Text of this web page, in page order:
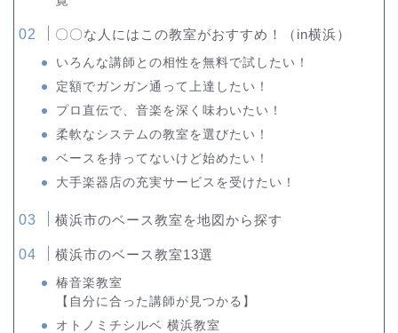
〇〇な人にはこの教室がおすすめ！（in横浜）
いろんな講師との相性を無料で試したい！
定額でガンガン通って上達したい！
プロ直伝で、音楽を深く味わいたい！
柔軟なシステムの教室を選びたい！
ベースを持ってないけど始めたい！
大手楽器店の充実サービスを受けたい！
横浜市のベース教室を地図から探す
横浜市のベース教室13選
椿音楽教室
【自分に合った講師が見つかる】
オトノミチシルベ 横浜教室